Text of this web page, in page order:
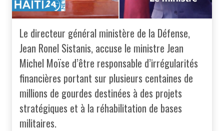
Le directeur général ministère de la Défense,
Jean Ronel Sistanis, accuse le ministre Jean
Michel Moïse d’être responsable d’irrégularités
financières portant sur plusieurs centaines de
millions de gourdes destinées à des projets
stratégiques et à la réhabilitation de bases
militaires.